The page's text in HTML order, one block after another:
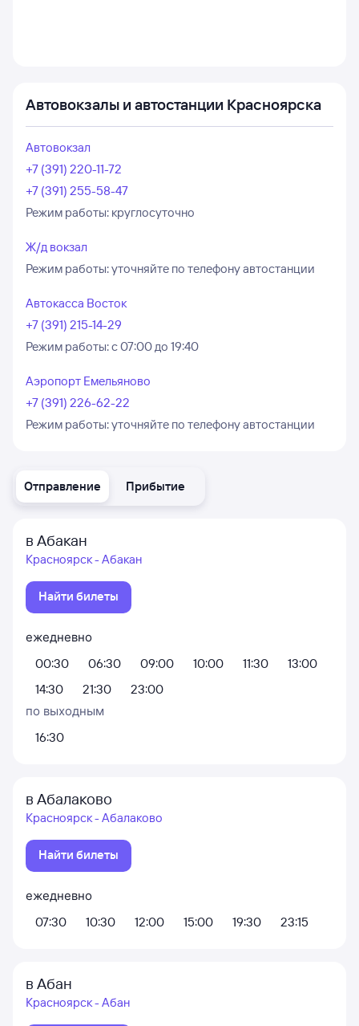
Отправление Прибытие
в Абакан
Красноярск - Абакан
Найти билеты
ежедневно
00:30
06:30 09:00 10:00 11:30
13:00
14:30
21:30
23:00
по выходным
16:30
в Абалаково
Красноярск - Абалаково
Найти билеты
ежедневно
07:30
10:30 12:00 15:00 19:30 23:15
в Абан
Красноярск - Абан
Автовокзалы и автостанции Красноярска
Автовокзал
+7 (391) 220-11-72
+7 (391) 255-58-47
Режим работы: круглосуточно
Ж/д вокзал
Режим работы:уточняйте по телефону автостанции
Автокасса Восток
+7 (391) 215-14-29
Режим работы:с 07:00 до 19:40
Аэропорт Емельяново
+7 (391) 226-62-22
Режим работы:уточняйте по телефону автостанции